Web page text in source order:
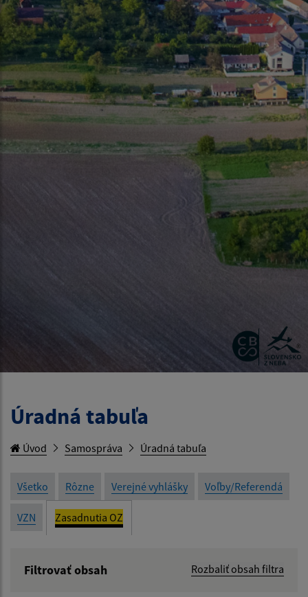
Úradná tabuľa
Úvod Samospráva Úradná tabuľa
Všetko Rôzne Verejné vyhlášky Voľby/Referendá
VZN Zasadnutia OZ
Filtrovať obsah Rozbaliť obsah filtra